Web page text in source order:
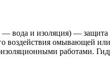
вода и изоляция) —
воздействия омывающей
работами.